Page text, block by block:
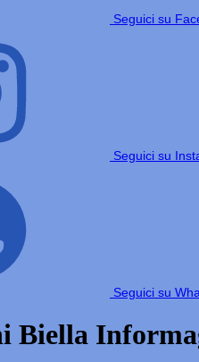
Seguici su
Seguici su
Seguici su